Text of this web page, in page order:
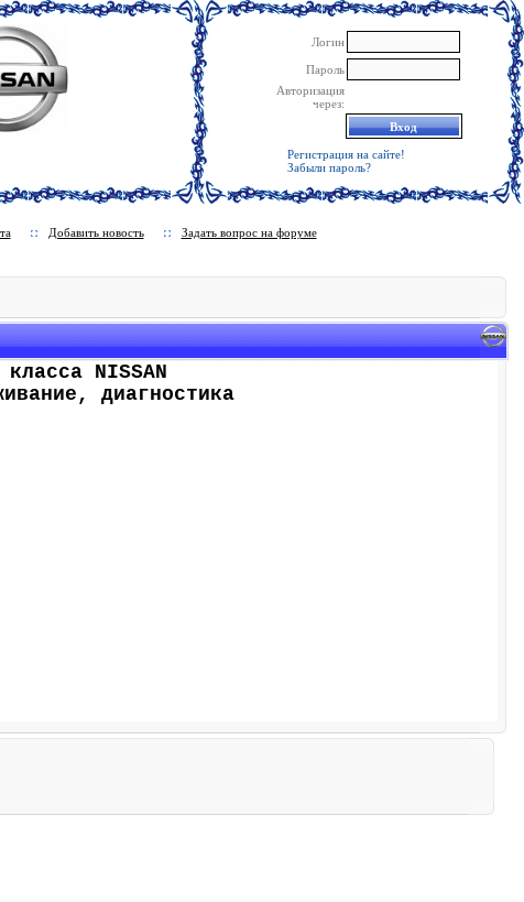
Логин
Пароль
Авторизация
через:
Регистрация на сайте!
Забыли пароль?
Добавить новость Задать вопрос на форуме
NISSAN
диагностика